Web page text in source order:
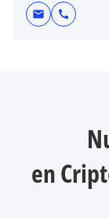
mail call
en